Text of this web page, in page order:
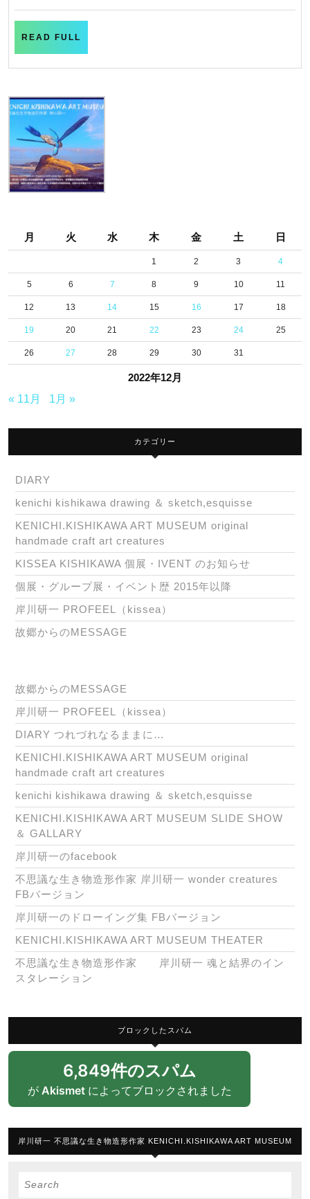
日
READ FULL
2022年12月
月 火 水 木 金 土 日
1 2 3 4
5 6 7 8 9 10 11
12 13 14 15 16 17 18
19 20 21 22 23 24 25
26 27 28 29 30 31
« 11月 1月 »
カテゴリー
DIARY
kenichi kishikawa drawing ＆ sketch,esquisse
KENICHI.KISHIKAWA ART MUSEUM original
handmade craft art creatures
KISSEA KISHIKAWA 個展・IVENT のお知らせ
個展・グループ展・イベント歴 2015年以降
岸川研一 PROFEEL（kissea）
故郷からのMESSAGE
故郷からのMESSAGE
岸川研一 PROFEEL（kissea）
DIARY つれづれなるままに…
KENICHI.KISHIKAWA ART MUSEUM original
handmade craft art creatures
kenichi kishikawa drawing ＆ sketch,esquisse
KENICHI.KISHIKAWA ART MUSEUM SLIDE SHOW
＆ GALLARY
岸川研一のfacebook
不思議な生き物造形作家 岸川研一 wonder creatures
FBバージョン
岸川研一のドローイング集 FBバージョン
KENICHI.KISHIKAWA ART MUSEUM THEATER
不思議な生き物造形作家 岸川研一 魂と結界のイン
スタレーション
ブロックしたスパム
6,849件のスパム
が Akismetによってブロックされました
岸川研一 不思議な生き物造形作家 KENICHI.KISHIKAWA ART MUSEUM
Search